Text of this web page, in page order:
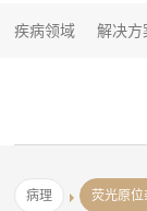
疾病领域 解决方
病理 荧光原位